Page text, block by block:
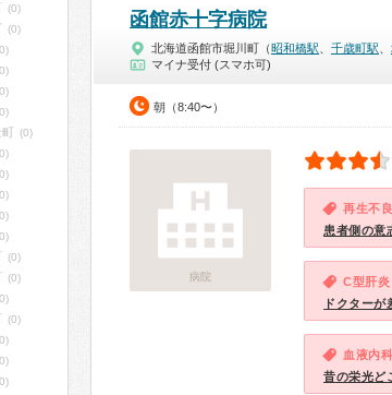
函館赤十字病院
北海道函館市堀川町（昭和橋駅 千歳町駅
マイナ受付 (スマホ可)
朝（8:40〜）
病院
再生不
患者側の意
C型肝炎
ドクターが
血液内
昔の栄光ど
(0)
(0)
(0)
(0)
(0)
(0)